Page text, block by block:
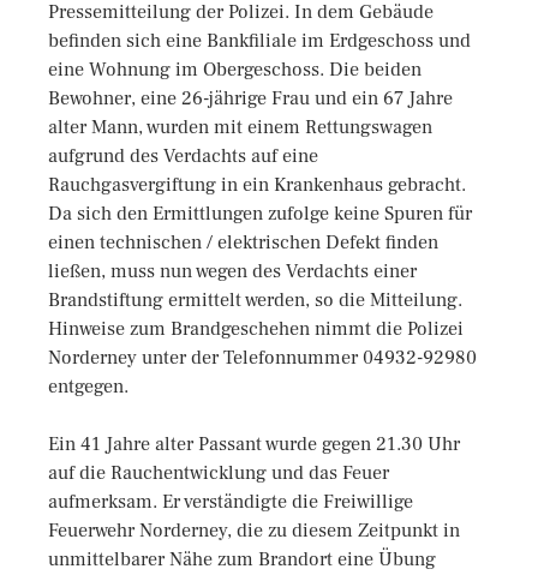
Pressemitteilung der Polizei. In dem Gebäude
befinden sich eine Bankfiliale im Erdgeschoss und
eine Wohnung im Obergeschoss. Die beiden
Bewohner, eine 26-jährige Frau und ein 67 Jahre
alter Mann, wurden mit einem Rettungswagen
aufgrund des Verdachts auf eine
Rauchgasvergiftung in ein Krankenhaus gebracht.
Da sich den Ermittlungen zufolge keine Spuren für
einen technischen / elektrischen Defekt finden
ließen, muss nun wegen des Verdachts einer
Brandstiftung ermittelt werden, so die Mitteilung.
Hinweise zum Brandgeschehen nimmt die Polizei
Norderney unter der Telefonnummer 04932-92980
entgegen.
Ein 41 Jahre alter Passant wurde gegen 21.30 Uhr
auf die Rauchentwicklung und das Feuer
aufmerksam. Er verständigte die Freiwillige
Feuerwehr Norderney, die zu diesem Zeitpunkt in
unmittelbarer Nähe zum Brandort eine Übung